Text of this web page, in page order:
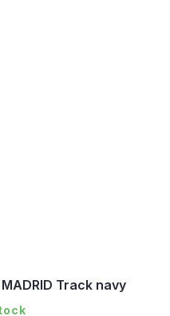
Track navy